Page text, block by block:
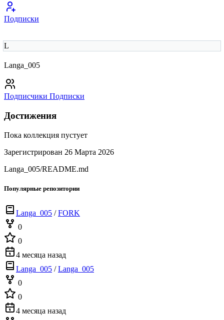
Подписки
L
Langa_005
Подписчики Подписки
Достижения
Пока коллекция пустует
Зарегистрирован 26 Марта 2026
Langa_005/README.md
Популярные репозитории
Langa_005 /FORK
0
0
4 месяца назад
Langa_005 /Langa_005
0
0
4 месяца назад